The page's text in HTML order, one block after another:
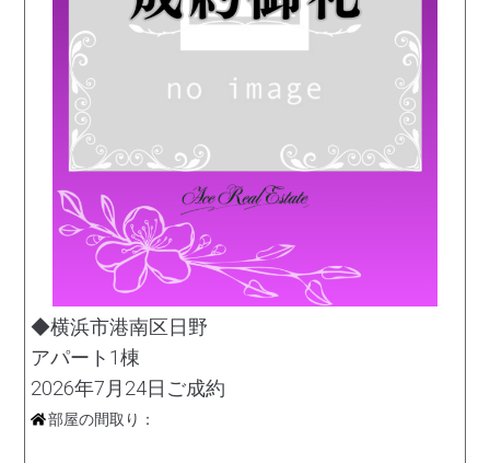
◆横浜市港南区日野
アパート1棟
2026年7月24日ご成約
部屋の間取り：